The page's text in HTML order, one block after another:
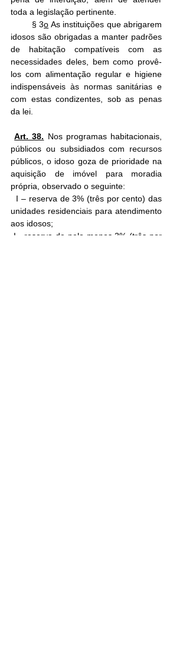
toda a legislação pertinente.
§ 3o As instituições que abrigarem
idosos são obrigadas a manter padrões
de habitação compatíveis com as
necessidades deles, bem como provê-
los com alimentação regular e higiene
indispensáveis às normas sanitárias e
com estas condizentes, sob as penas
da lei.
Art. 38. Nos programas habitacionais,
públicos ou subsidiados com recursos
públicos, o idoso goza de prioridade na
aquisição de imóvel para moradia
própria, observado o seguinte:
unidades residenciais para atendimento
aos idosos;